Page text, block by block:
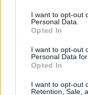
I want to opt-out
Personal Data.
Opted In
I want to opt-out
Personal Data
Opted In
I want to opt-out
Retention, Sale,
Artículo anterior
AEMET activa un
hasta 42°C en
zonas de España